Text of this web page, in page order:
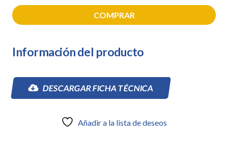
NEGRA
PVC
cantidad
COMPRAR
Información del producto
DESCARGAR FICHA TÉCNICA
Añadir a la lista de deseos